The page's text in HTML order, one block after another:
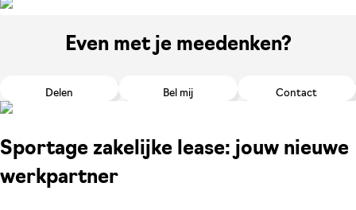
Even met je meedenken?
Delen Bel mij Contact
Sportage zakelijke lease: jouw nieuwe
werkpartner